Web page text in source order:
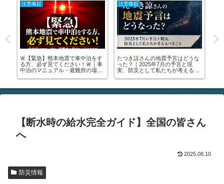
注意喚起
🚨【緊急】熊本地震で車中泊をす
る方、必ず見てください！🚨｜車
中泊のマニュアル・避難所の場所
注意喚起
たつき諒さんの地震予言はどうな
った？｜2025年7月の予言と現
実、防災として私たちが考えるべ
【断水時の給水完全ガイド】全国の皆さん
へ
2025.08.10
防災情報